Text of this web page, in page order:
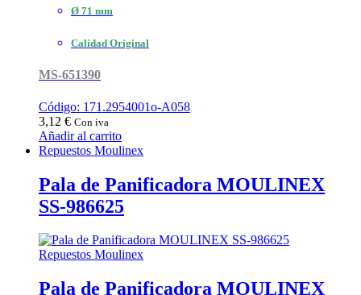
Ø 71 mm
Calidad Original
MS-651390
Código: 171.2954001o-A058
3,12 € Con iva
Añadir al carrito
Repuestos Moulinex
Pala de Panificadora MOULINEX
SS-986625
Repuestos Moulinex
Pala de Panificadora MOULINEX